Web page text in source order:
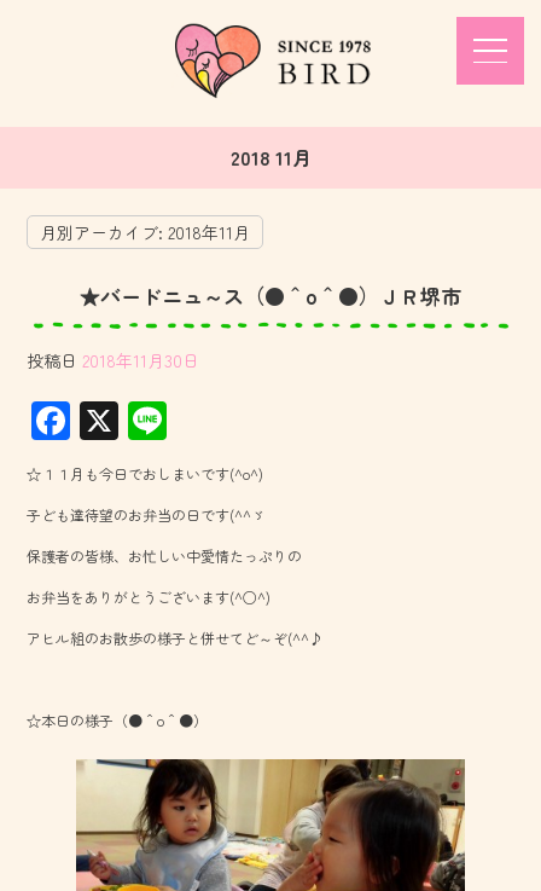
2018 11月
月別アーカイブ:2018年11月
★バードニュ～ス（●＾o＾●）ＪＲ堺市
投稿日 2018年11月30日
F
ac
e
b
o
ok
X
ne
☆１１月も今日でおしまいです(^o^)
子ども達待望のお弁当の日です(^^ゞ
保護者の皆様、お忙しい中愛情たっぷりの
お弁当をありがとうございます(^○^)
アヒル組のお散歩の様子と併せてど～ぞ(^^♪
☆本日の様子（●＾o＾●）